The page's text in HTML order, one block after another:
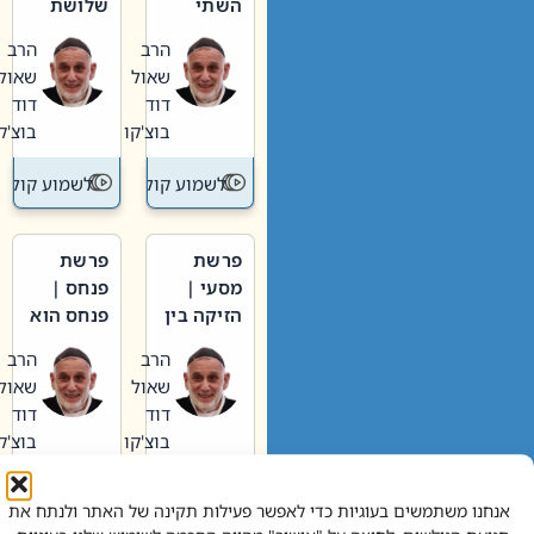
אנחנו משתמשים בעוגיות כדי לאפשר פעילות תקינה של האתר ולנתח את
וערב של
חיינו
הרב
שאול
דוד
בוצ'קו
לשמוע קול תורה – מדרש
האבות
הרב
שאול
דוד
בוצ'קו
לשמוע קול
פרשת
מסעי |
הזיקה בין
הגדול לעם הרב
שאול
דוד
בוצ'קו
לשמוע קול תורה – מדרש
פרשת
פנחס |
פנחס הוא
אליהו: בין
קנאות
הורסת
לקנאות
בונה
הרב
שאול
דוד
בוצ'קו
לשמוע קול